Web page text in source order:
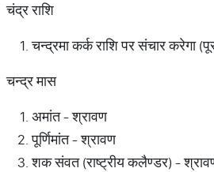
चंद्र राशि
चन्द्रमा कर्क राशि पर संचार करेगा
चन्द्र मास
अमांत - श्रावण
पूर्णिमांत - श्रावण
शक संवत (राष्ट्रीय कलैण्डर) -